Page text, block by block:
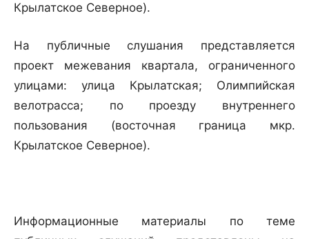
Крылатское Северное).
На публичные слушания представляется
проект межевания квартала, ограниченного
улицами: улица Крылатская; Олимпийская
велотрасса; по проезду внутреннего
пользования (восточная граница мкр.
Крылатское Северное).
Информационные материалы по теме